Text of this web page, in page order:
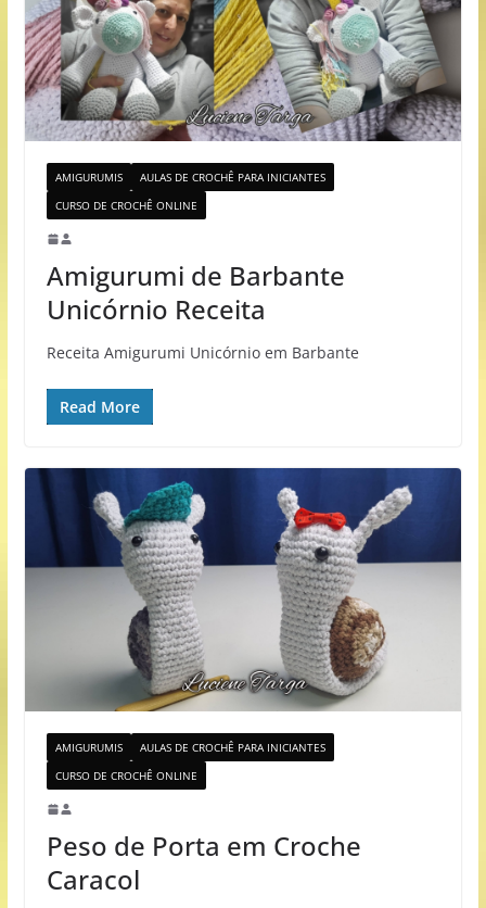
AMIGURUMIS
AULAS DE CROCHÊ PARA INICIANTES
CURSO DE CROCHÊ ONLINE
Amigurumi de Barbante
Unicórnio Receita
Receita Amigurumi Unicórnio em Barbante
Read More
AMIGURUMIS
AULAS DE CROCHÊ PARA INICIANTES
CURSO DE CROCHÊ ONLINE
Peso de Porta em Croche
Caracol